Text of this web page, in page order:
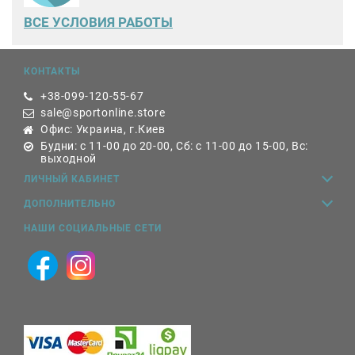
ВСЕ УСЛОВИЯ РАБОТЫ
КОНТАКТЫ
+38-099-120-55-67
sale@sportonline.store
Офис: Украина, г.Киев
Будни: с 11-00 до 20-00, Сб: с 11-00 до 15-00, Вс:
выходной
ЛИЧНЫЙ КАБИНЕТ
ДОПОЛНИТЕЛЬНО
НАШИ СОЦИАЛЬНЫЕ СЕТИ